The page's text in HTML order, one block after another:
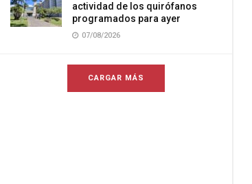
actividad de los quirófanos
programados para ayer
07/08/2026
CARGAR MÁS